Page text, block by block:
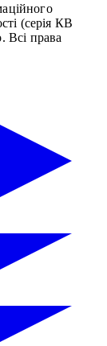
(серія КВ
Всі права